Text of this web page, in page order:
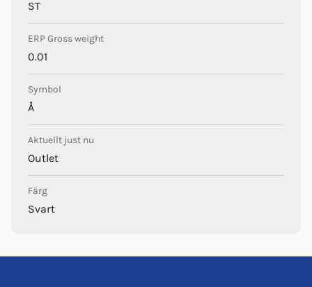
ST
ERP Gross weight
0.01
Symbol
Å
Aktuellt just nu
Outlet
Färg
Svart